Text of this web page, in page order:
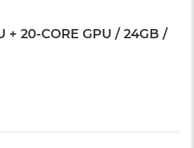
+ 20-CORE GPU / 24GB /